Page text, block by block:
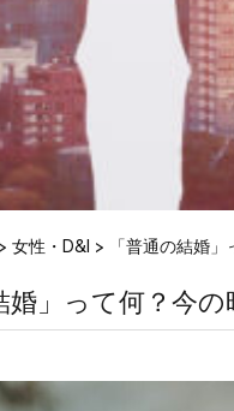
> 女性・D&I > 「普通の結婚
婚」って何？今